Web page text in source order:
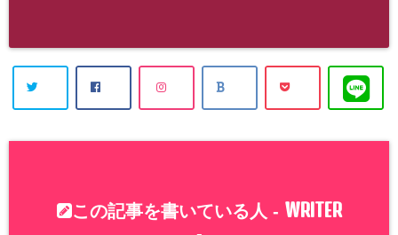
この記事を書いている人 - WRITER